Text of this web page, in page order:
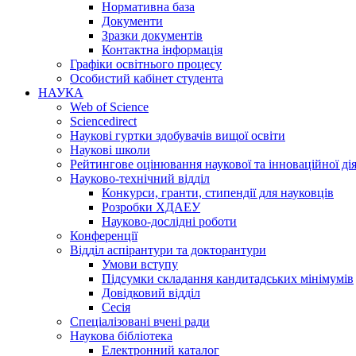
Нормативна база
Документи
Зразки документів
Контактна інформація
Графіки освітнього процесу
Особистий кабінет студента
НАУКА
Web of Science
Sciencedirect
Наукові гуртки здобувачів вищої освіти
Наукові школи
Рейтингове оцінювання наукової та інноваційної
Науково-технічний відділ
Конкурси, гранти, стипендії для науковців
Розробки ХДАЕУ
Науково-дослідні роботи
Конференції
Відділ аспірантури та докторантури
Умови вступу
Підсумки складання кандитадських мінімумів
Довідковий відділ
Сесія
Спеціалізовані вчені ради
Наукова бібліотека
Електронний каталог